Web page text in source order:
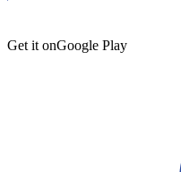
Get it onGoogle Play